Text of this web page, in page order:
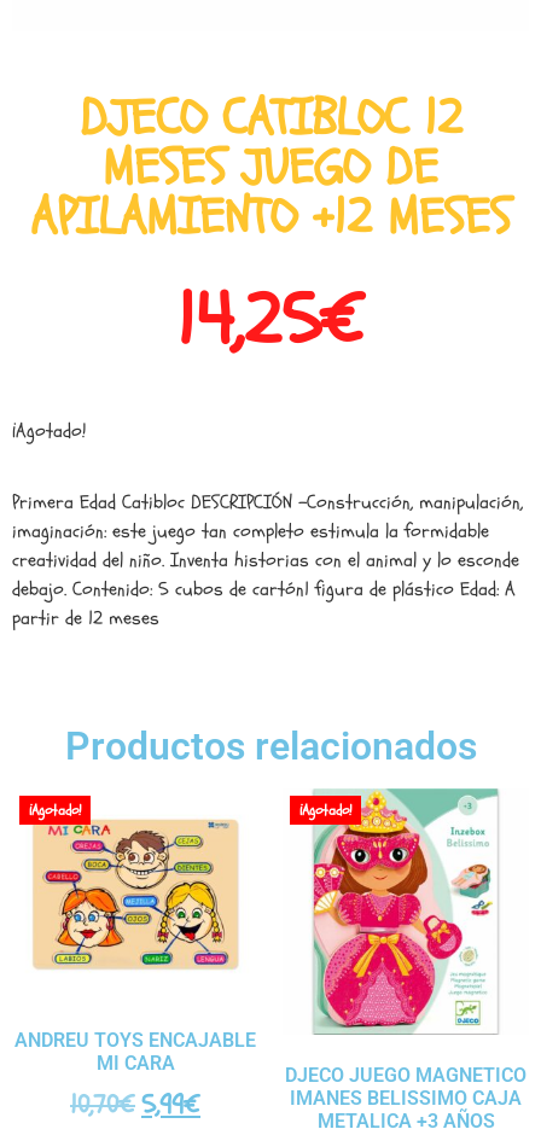
DJECO CATIBLOC 12
MESES JUEGO DE
APILAMIENTO +12 MESES
14,25€
¡Agotado!
Primera Edad Catibloc DESCRIPCIÓN -Construcción, manipulación,
imaginación: este juego tan completo estimula la formidable
creatividad del niño. Inventa historias con el animal y lo esconde
debajo. Contenido: 5 cubos de cartón1 figura de plástico Edad: A
partir de 12 meses
Productos relacionados
¡Agotado!
ANDREU TOYS ENCAJABLE
MI CARA
10,70€5,99€
¡Agotado!
DJECO JUEGO MAGNETICO
IMANES BELISSIMO CAJA
METALICA +3 AÑOS